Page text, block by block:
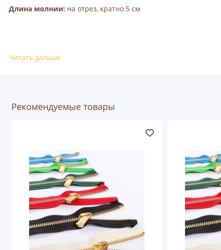
Длина молнии: на отрез, кратно 5 см
кратно 5 см (то есть 1 шт в заказе = 5 см, 2 шт = 10 см и
Читать дальше
Рекомендуемые товары